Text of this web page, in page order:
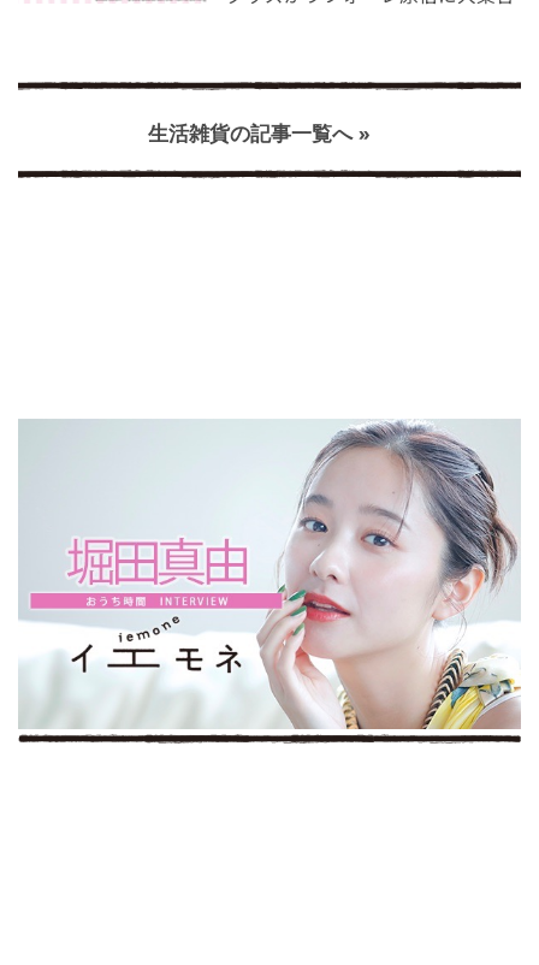
生活雑貨の記事一覧へ »